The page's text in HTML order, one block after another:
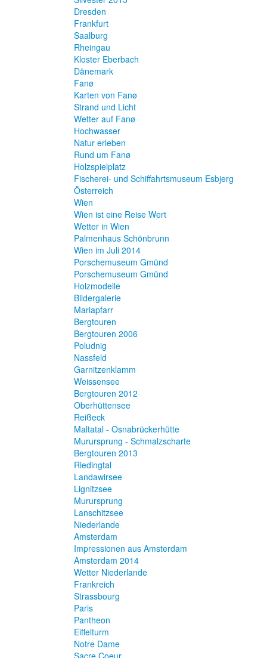
Dresden
Frankfurt
Saalburg
Rheingau
Kloster Eberbach
Dänemark
Fanø
Karten von Fanø
Strand und Licht
Wetter auf Fanø
Hochwasser
Natur erleben
Rund um Fanø
Holzspielplatz
Fischerei- und Schiffahrtsmuseum Esbjerg
Österreich
Wien
Wien ist eine Reise Wert
Wetter in Wien
Palmenhaus Schönbrunn
Wien im Juli 2014
Porschemuseum Gmünd
Porschemuseum Gmünd
Holzmodelle
Bildergalerie
Mariapfarr
Bergtouren
Bergtouren 2006
Poludnig
Nassfeld
Garnitzenklamm
Weissensee
Bergtouren 2012
Oberhüttensee
Reißeck
Maltatal - Osnabrückerhütte
Murursprung - Schmalzscharte
Bergtouren 2013
Riedingtal
Landawirsee
Lignitzsee
Murursprung
Lanschitzsee
Niederlande
Amsterdam
Impressionen aus Amsterdam
Amsterdam 2014
Wetter Niederlande
Frankreich
Strassbourg
Paris
Pantheon
Eiffelturm
Notre Dame